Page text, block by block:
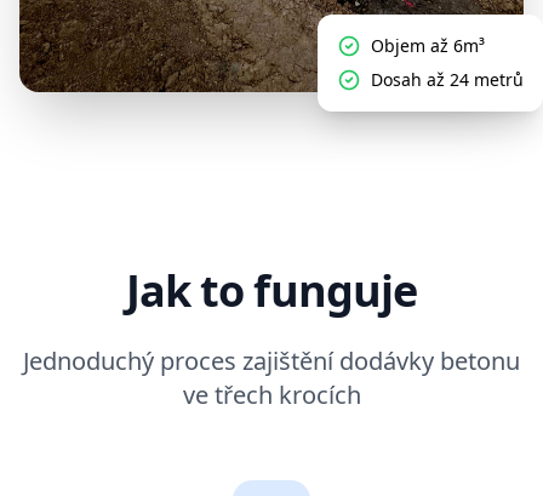
Objem až 6m³
Dosah až 24 metrů
Jak to funguje
Jednoduchý proces zajištění dodávky betonu
ve třech krocích